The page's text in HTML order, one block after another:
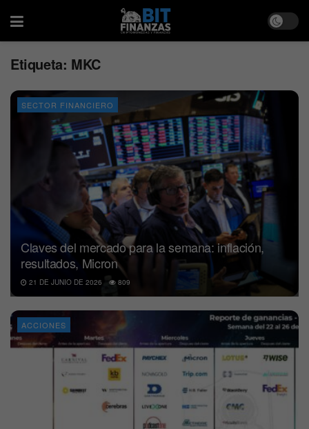
Etiqueta: MKC
SECTOR FINANCIERO
Claves del mercado para la semana: inflación,
resultados, Micron
21 DE JUNIO DE 2026 809
ACCIONES